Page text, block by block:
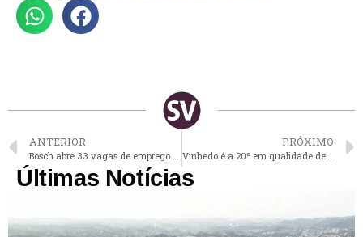
ANTERIOR
Bosch abre 33 vagas de emprego e oportunidades de estágio
PRÓXIMO
Vinhedo é a 20ª em qualidade de vida do Brasil, segundo pesquisa de progresso social
Últimas Notícias